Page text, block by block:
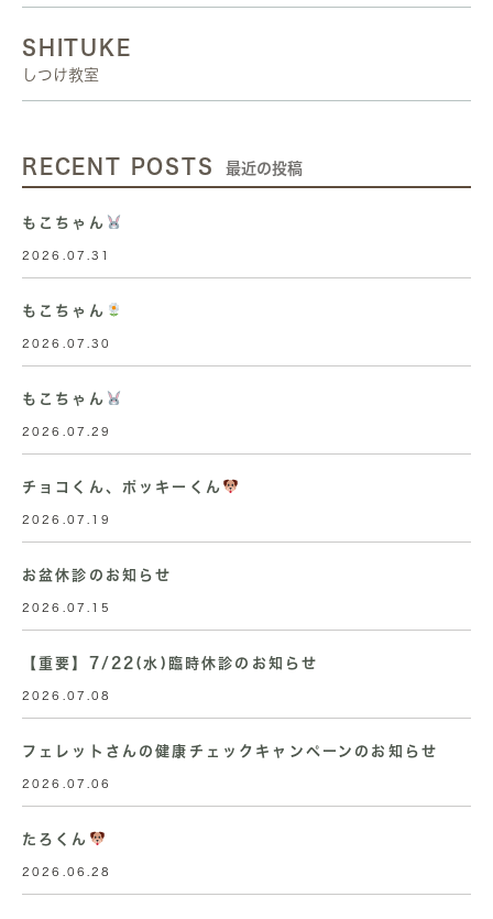
SHITUKE
しつけ教室
RECENT POSTS 最近の投稿
もこちゃん
2026.07.31
もこちゃん
2026.07.30
もこちゃん
2026.07.29
チョコくん、ポッキーくん
2026.07.19
お盆休診のお知らせ
2026.07.15
【重要】7/22(水)臨時休診のお知らせ
2026.07.08
フェレットさんの健康チェックキャンペーンのお知らせ
2026.07.06
たろくん
2026.06.28